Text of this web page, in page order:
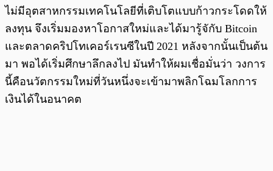
ไม่มีอุตสาหกรรมเทคโนโลยีที่เติบโตแบบก้าวกระโดดให้
ลงทุน จึงเริ่มมองหาโอกาสใหม่และได้มารู้จักับ Bitcoin
และตลาดคริปโทเคอร์เรนซีในปี 2021 หลังจากนั้นเป็นต้น
มา พอได้เริ่มศึกษาลึกลงไป มันทำให้ผมเชื่อมั่นว่า วงการ
นี้คือนวัตกรรมใหม่ที่วันหนึ่งจะเข้ามาพลิกโฉมโลกการ
เงินได้ในอนาคต